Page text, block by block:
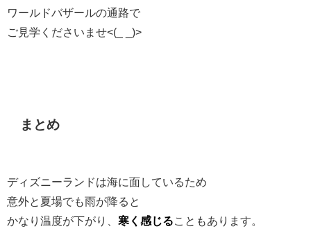
ワールドバザールの通路で
ご見学くださいませ<(_ _)>
まとめ
ディズニーランドは海に面しているため
意外と夏場でも雨が降ると
かなり温度が下がり、 寒く感じる こともあります。